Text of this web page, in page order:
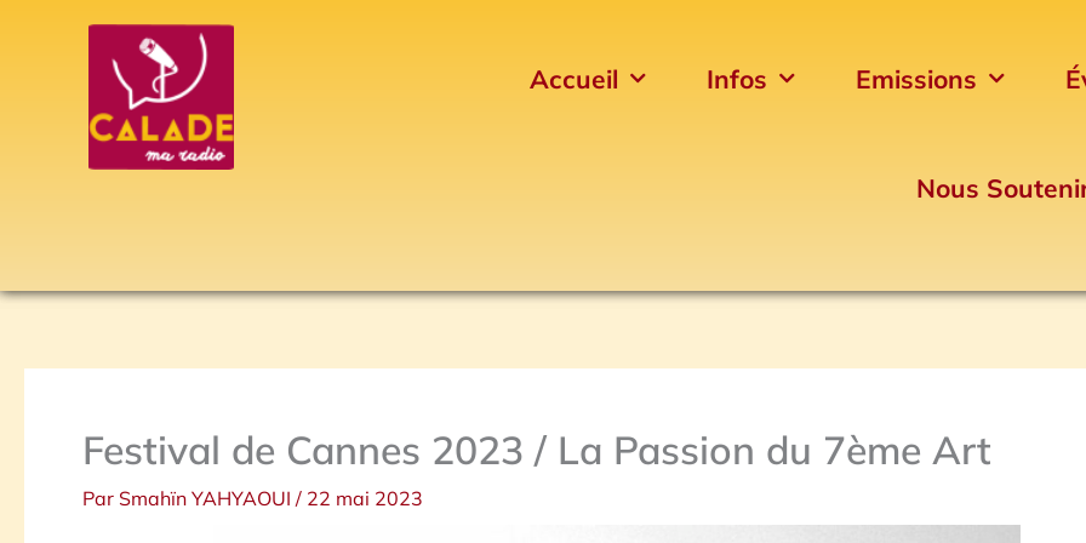
Accueil Infos Emissions
Nous
Festival de Cannes 2023 / La Passion du 7ème Art
Par Smahïn YAHYAOUI / 22 mai 2023